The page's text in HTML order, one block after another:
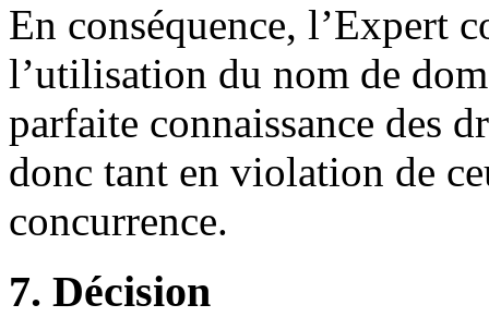
En conséquence, l’Expert
l’utilisation du nom de
parfaite connaissance des
donc tant en violation de
concurrence.
7. Décision